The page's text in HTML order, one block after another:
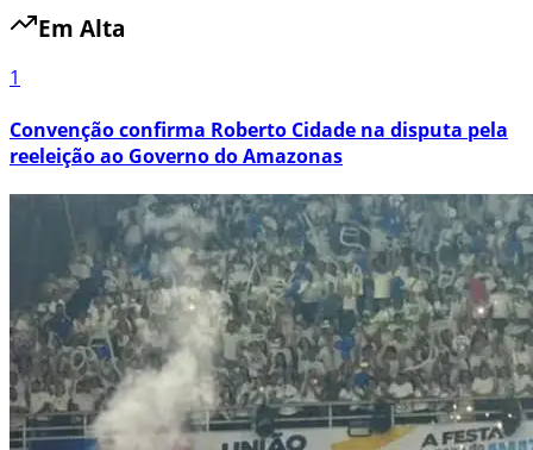
Em Alta
1
Convenção confirma Roberto Cidade na disputa pela
reeleição ao Governo do Amazonas